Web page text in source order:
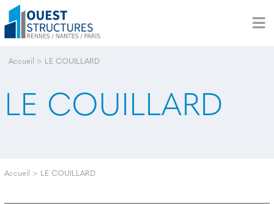
Accueil > LE COUILLARD
LE COUILLARD
Accueil > LE COUILLARD